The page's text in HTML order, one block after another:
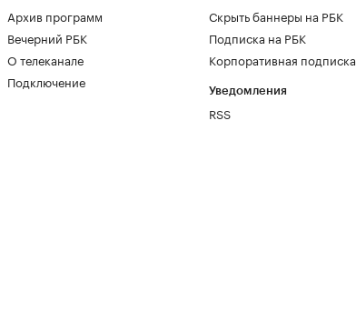
Архив программ
Вечерний РБК
О телеканале
Подключение
Скрыть баннеры на РБК
Подписка на РБК
Корпоративная подписка
Уведомления
RSS